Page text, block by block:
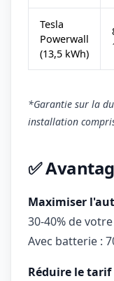
Tesla
Powerwall
(13,5 kWh)
*Garantie sur la
installation
✅
Maximiser
30-40% de
Avec batterie :
Réduire le